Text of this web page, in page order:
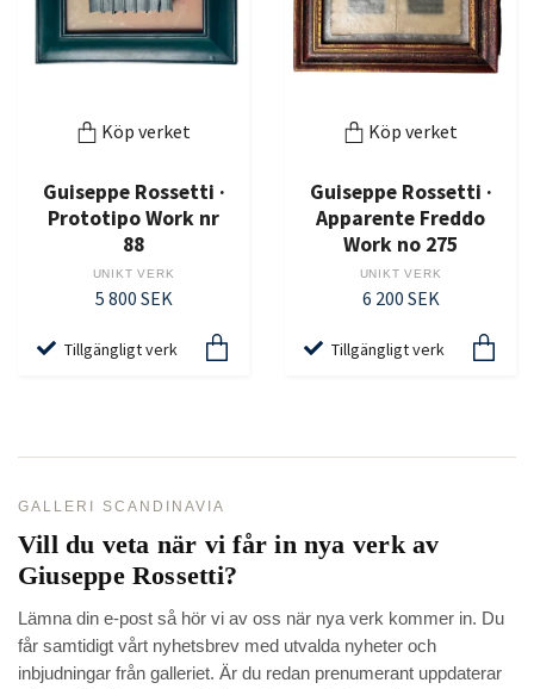
Köp verket
Guiseppe Rossetti ·
Prototipo Work nr
88
UNIKT VERK
5 800 SEK
Tillgängligt verk
Köp verket
Guiseppe Rossetti ·
Apparente Freddo
Work no 275
UNIKT VERK
6 200 SEK
Tillgängligt verk
GALLERI SCANDINAVIA
Vill du veta när vi får in nya verk av
Giuseppe Rossetti?
Lämna din e-post så hör vi av oss när nya verk kommer in. Du
får samtidigt vårt nyhetsbrev med utvalda nyheter och
inbjudningar från galleriet. Är du redan prenumerant uppdaterar